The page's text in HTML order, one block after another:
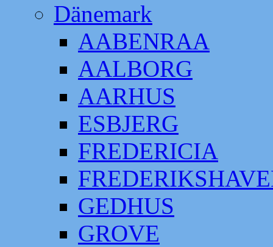
Dänemark
AABENRAA
AALBORG
AARHUS
ESBJERG
FREDERICIA
GEDHUS
GROVE